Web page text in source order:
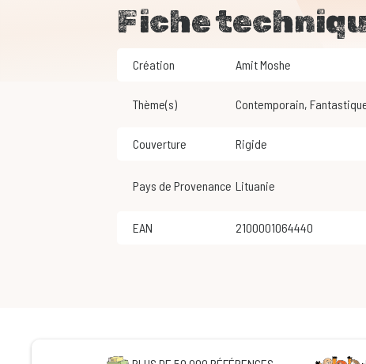
Fiche
Création Amit Moshe
Thème(s) Contemporain,
Couverture Rigide
Pays de Provenance Lituanie
EAN 2100001064440